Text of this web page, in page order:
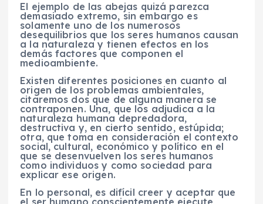
El ejemplo de las abejas quizá parezca
demasiado extremo, sin embargo es
solamente uno de los numerosos
desequilibrios que los seres humanos causan
a la naturaleza y tienen efectos en los
demás factores que componen el
medioambiente.
Existen diferentes posiciones en cuanto al
origen de los problemas ambientales,
citaremos dos que de alguna manera se
contraponen. Una, que los adjudica a la
naturaleza humana depredadora,
destructiva y, en cierto sentido, estúpida;
otra, que toma en consideración el contexto
social, cultural, económico y político en el
que se desenvuelven los seres humanos
como individuos y como sociedad para
explicar ese origen.
En lo personal, es difícil creer y aceptar que